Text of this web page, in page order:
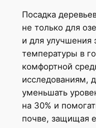
Посадка
не только для
и для улучшения
температуры в
комфортной
исследованиям,
уменьшать
на 30% и
почве, защищая